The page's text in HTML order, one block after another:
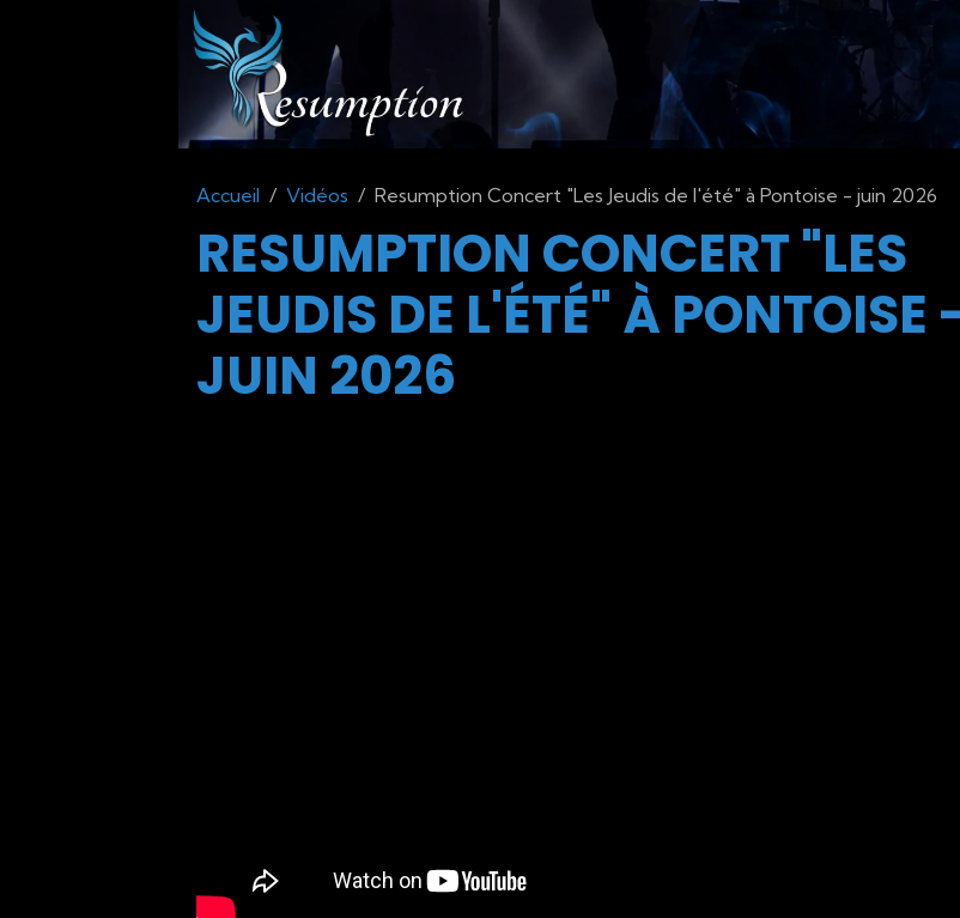
Accueil Vidéos Resumption Concert "Les Jeudis de l'été" à Pontoise - juin 2026
RESUMPTION CONCERT "LES
JEUDIS DE L'ÉTÉ" À PONTOISE
JUIN 2026